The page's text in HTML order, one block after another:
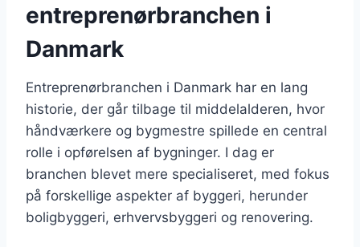
entreprenørbranchen i
Danmark
Entreprenørbranchen i Danmark har en lang
historie, der går tilbage til middelalderen, hvor
håndværkere og bygmestre spillede en central
rolle i opførelsen af bygninger. I dag er
branchen blevet mere specialiseret, med fokus
på forskellige aspekter af byggeri, herunder
boligbyggeri, erhvervsbyggeri og renovering.